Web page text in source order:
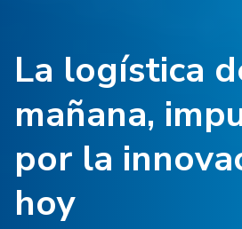
La logística
mañana,
por la
hoy